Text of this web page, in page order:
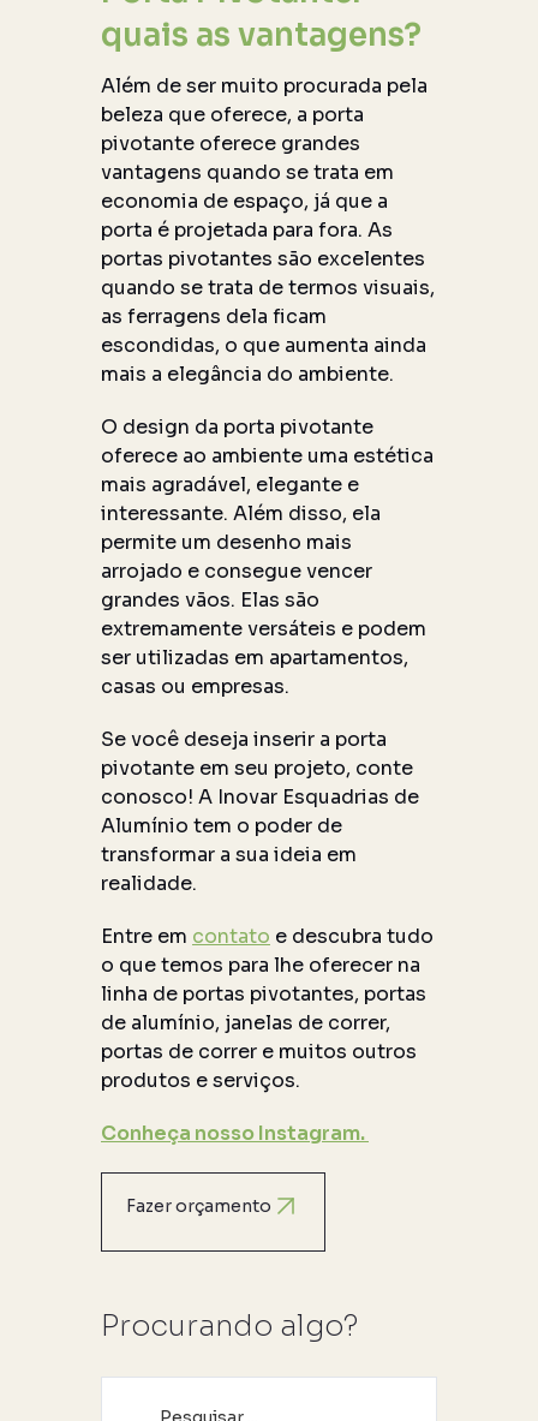
quais as vantagens?
Além de ser muito procurada pela
beleza que oferece, a porta
pivotante oferece grandes
vantagens quando se trata em
economia de espaço, já que a
porta é projetada para fora. As
portas pivotantes são excelentes
quando se trata de termos visuais,
as ferragens dela ficam
escondidas, o que aumenta ainda
mais a elegância do ambiente.
O design da porta pivotante
oferece ao ambiente uma estética
mais agradável, elegante e
interessante. Além disso, ela
permite um desenho mais
arrojado e consegue vencer
grandes vãos. Elas são
extremamente versáteis e podem
ser utilizadas em apartamentos,
casas ou empresas.
Se você deseja inserir a porta
pivotante em seu projeto, conte
conosco! A Inovar Esquadrias de
Alumínio tem o poder de
transformar a sua ideia em
realidade.
Entre em contato e descubra tudo
o que temos para lhe oferecer na
linha de portas pivotantes, portas
de alumínio, janelas de correr,
portas de correr e muitos outros
produtos e serviços.
Conheça nosso Instagram.
Fazer orçamento
Procurando algo?